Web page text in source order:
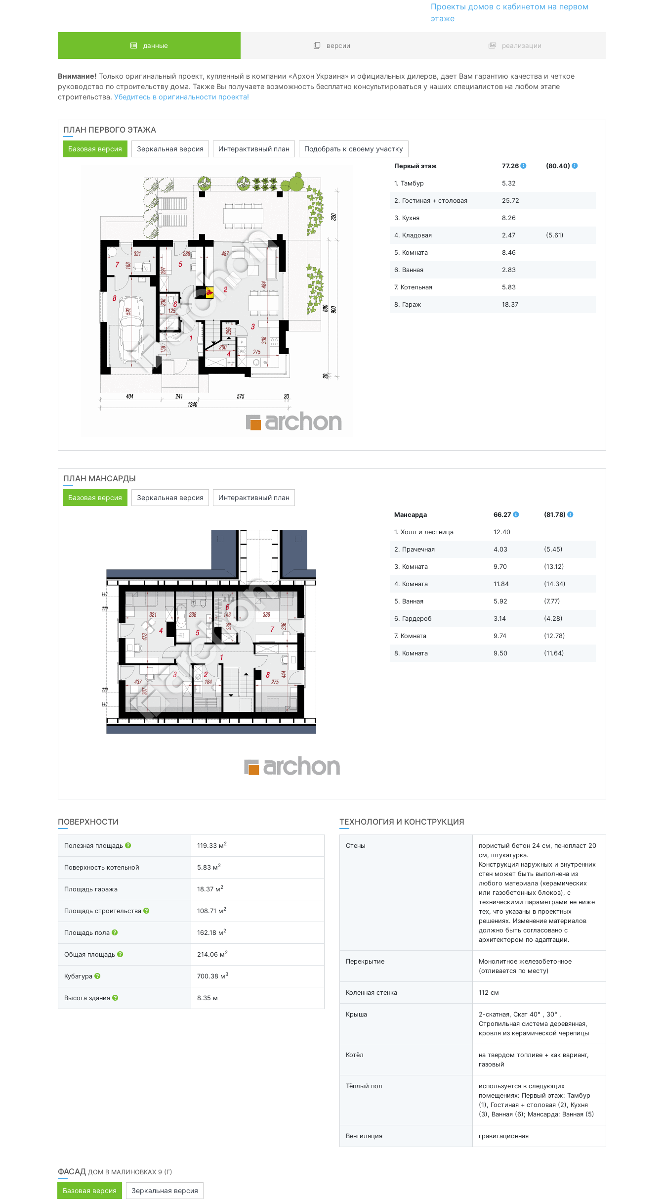
Проекты домов с кабинетом на первом
этаже
данные версии реализации
Внимание! Только оригинальный проект, купленный в компании «Архон Украина» и официальных дилеров, дает Вам гарантию качества и четкое
руководство по строительству дома. Также Вы получаете возможность бесплатно консультироваться у наших специалистов на любом этапе
строительства. Убедитесь в оригинальности проекта!
ПЛАН ПЕРВОГО ЭТАЖА
Базовая версия Зеркальная версия Интерактивный план Подобрать к своему участку
Первый этаж 77.26 (80.40)
1. Тамбур 5.32
2. Гостиная + столовая 25.72
3. Кухня 8.26
4. Кладовая 2.47 (5.61)
5. Комната 8.46
6. Ванная 2.83
7. Котельная 5.83
8. Гараж 18.37
ПЛАН МАНСАРДЫ
Базовая версия Зеркальная версия Интерактивный план
Мансарда 66.27 (81.78)
1. Холл и лестница 12.40
2. Прачечная 4.03 (5.45)
3. Комната 9.70 (13.12)
4. Комната 11.84 (14.34)
5. Ванная 5.92 (7.77)
6. Гардероб 3.14 (4.28)
7. Комната 9.74 (12.78)
8. Комната 9.50 (11.64)
ПОВЕРХНОСТИ
Полезная площадь 119.33 м2
Поверхность котельной 5.83 м2
Площадь гаража 18.37 м2
Площадь строительства 108.71 м2
Площадь пола 162.18 м2
Общая площадь 214.06 м2
Кубатура 700.38 м3
Высота здания 8.35 м
ТЕХНОЛОГИЯ И КОНСТРУКЦИЯ
Стены
пористый бетон 24 см, пенопласт 20
см, штукатурка.
Конструкция наружных и внутренних
стен может быть выполнена из
любого материала (керамических
или газобетонных блоков), с
техническими параметрами не ниже
тех, что указаны в проектных
решениях. Изменение материалов
должно быть согласовано с
архитектором по адаптации.
Перекрытие
Монолитное железобетонное
(отливается по месту)
Коленная стенка 112 см
Крыша
2-скатная, Скат 40° , 30° ,
Стропильная система деревянная,
кровля из керамической черепицы
Котёл
на твердом топливе + как вариант,
газовый
Тёплый пол
используется в следующих
помещениях: Первый этаж: Тамбур
(1), Гостиная + столовая (2), Кухня
(3), Ванная (6); Мансарда: Ванная (5)
Вентиляция гравитационная
ФАСАД ДОМ В МАЛИНОВКАХ 9 (Г)
Базовая версия Зеркальная версия